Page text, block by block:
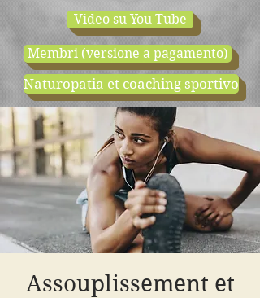
Video su You Tube
Membri (versione a pagamento)
Naturopatia et coaching sportivo
cours d'essai negozio
Assouplissement et